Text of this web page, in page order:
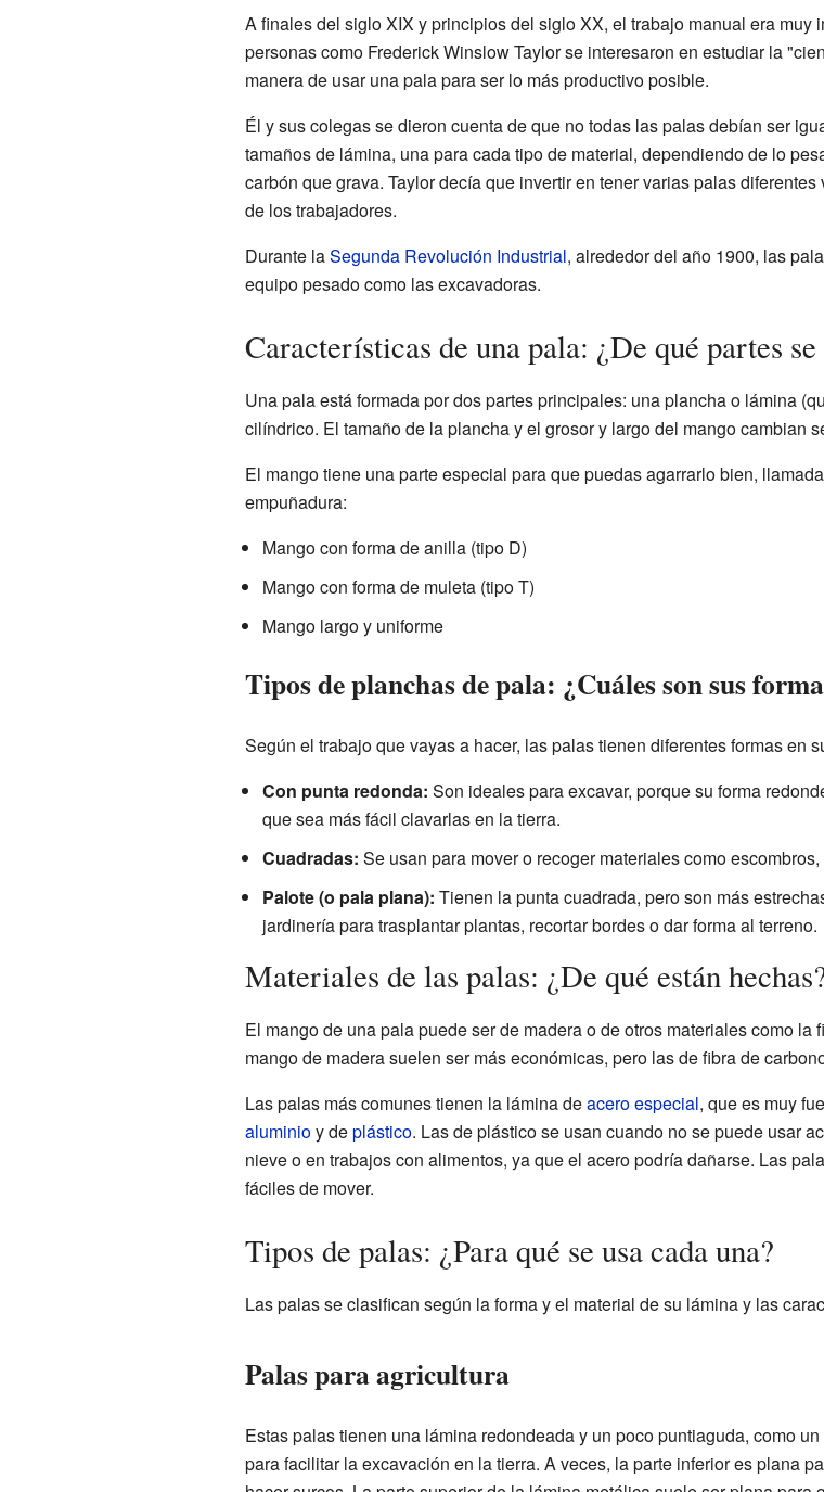
A finales del siglo XIX y principios del siglo XX, el trabajo manual era muy
personas como Frederick Winslow Taylor se interesaron en estudiar la
manera de usar una pala para ser lo más productivo posible.
Él y sus colegas se dieron cuenta de que no todas las palas debían ser
tamaños de lámina, una para cada tipo de material, dependiendo de lo
carbón que grava. Taylor decía que invertir en tener varias palas
de los trabajadores.
Durante laSegunda Revolución Industrial, alrededor del año 1900, las
equipo pesado como las excavadoras.
Características de una pala: ¿De qué partes
Una pala está formada por dos partes principales: una plancha o lámina
cilíndrico. El tamaño de la plancha y el grosor y largo del mango cambian
El mango tiene una parte especial para que puedas agarrarlo bien,
empuñadura:
Mango con forma de anilla (tipo D)
Mango con forma de muleta (tipo T)
Mango largo y uniforme
Tipos de planchas de pala: ¿Cuáles son sus
Según el trabajo que vayas a hacer, las palas tienen diferentes formas en
Con punta redonda: Son ideales para excavar, porque su forma
que sea más fácil clavarlas en la tierra.
Cuadradas: Se usan para mover o recoger materiales como
Palote (o pala plana): Tienen la punta cuadrada, pero son más
jardinería para trasplantar plantas, recortar bordes o dar forma al terreno.
Materiales de las palas: ¿De qué están
El mango de una pala puede ser de madera o de otros materiales como la
mango de madera suelen ser más económicas, pero las de fibra de
Las palas más comunes tienen la lámina deacero especial, que es muy
aluminioy deplástico. Las de plástico se usan cuando no se puede usar
nieve o en trabajos con alimentos, ya que el acero podría dañarse. Las
fáciles de mover.
Tipos de palas: ¿Para qué se usa cada una?
Las palas se clasifican según la forma y el material de su lámina y las
Palas para agricultura
Estas palas tienen una lámina redondeada y un poco puntiaguda, como un
para facilitar la excavación en la tierra. A veces, la parte inferior es plana